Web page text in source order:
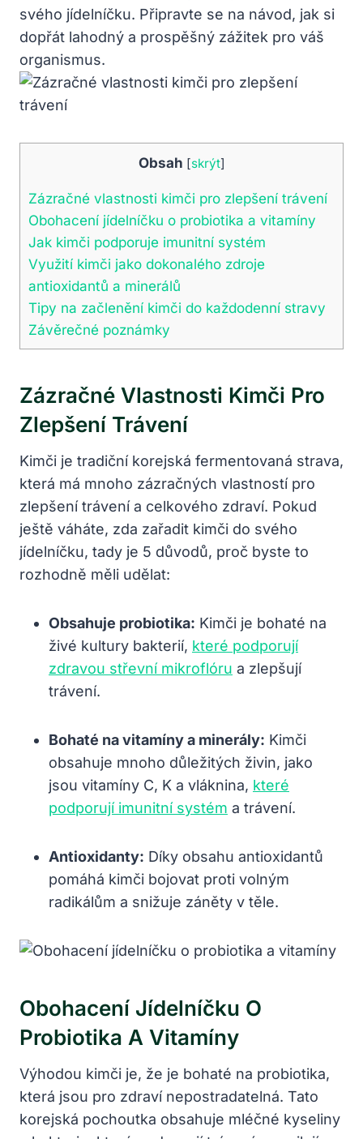
svého jídelníčku. Připravte se na návod, jak si
dopřát lahodný a prospěšný zážitek pro váš
organismus.
Obsah [skrýt]
Zázračné vlastnosti kimči pro zlepšení trávení
Obohacení jídelníčku o probiotika a vitamíny
Jak kimči podporuje imunitní systém
Využití kimči jako dokonalého zdroje
antioxidantů a minerálů
Tipy na začlenění kimči do každodenní stravy
Závěrečné poznámky
Zázračné Vlastnosti Kimči Pro
Zlepšení Trávení
Kimči je tradiční korejská fermentovaná strava,
která má mnoho zázračných vlastností pro
zlepšení trávení a celkového zdraví. Pokud
ještě váháte, zda zařadit kimči do svého
jídelníčku, tady je 5 důvodů, proč byste to
rozhodně měli udělat:
Obsahuje probiotika: Kimči je bohaté na
živé kultury bakterií, které podporují
zdravou střevní mikroflóru a zlepšují
trávení.
Bohaté na vitamíny a minerály: Kimči
obsahuje mnoho důležitých živin, jako
jsou vitamíny C, K a vláknina, které
podporují imunitní systém a trávení.
Antioxidanty: Díky obsahu antioxidantů
pomáhá kimči bojovat proti volným
radikálům a snižuje záněty v těle.
Obohacení Jídelníčku O
Probiotika A Vitamíny
Výhodou kimči je, že je bohaté na probiotika,
která jsou pro zdraví nepostradatelná. Tato
korejská pochoutka obsahuje mléčné kyseliny